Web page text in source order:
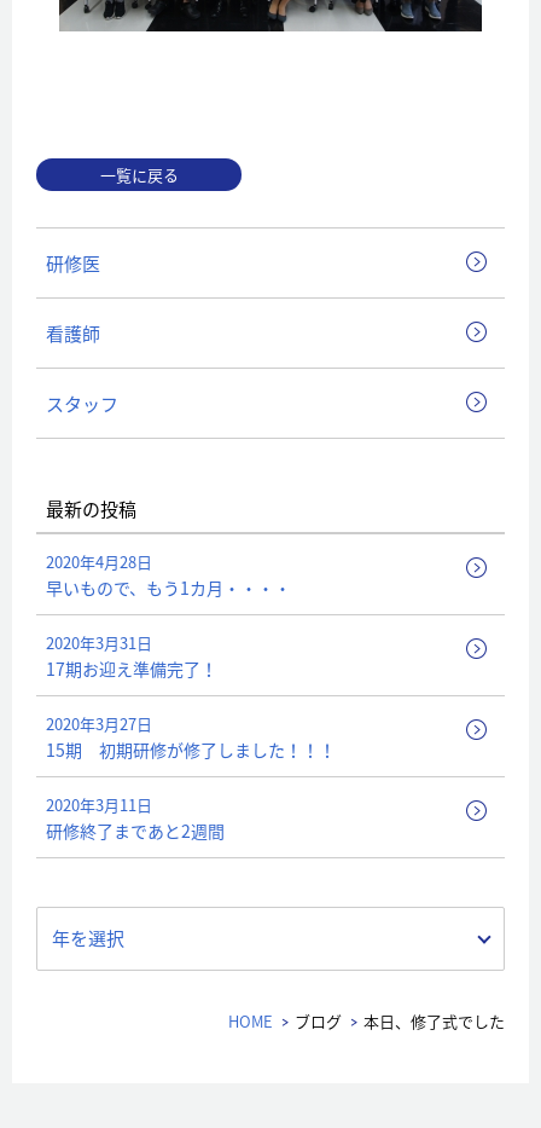
一覧に戻る
研修医
看護師
スタッフ
最新の投稿
2020年4月28日
早いもので、もう1カ月・・・・
2020年3月31日
17期お迎え準備完了！
2020年3月27日
15期 初期研修が修了しました！！！
2020年3月11日
研修終了まであと2週間
年を選択
HOME ブログ 本日、修了式でした